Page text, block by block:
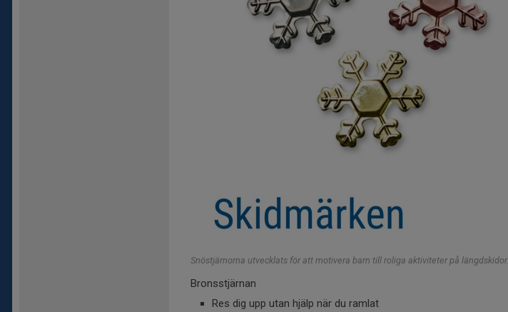
Snöstjärnorna utvecklats för att motivera barn till roliga aktiviteter på längdskidor.
Bronsstjärnan
Res dig upp utan hjälp när du ramlat